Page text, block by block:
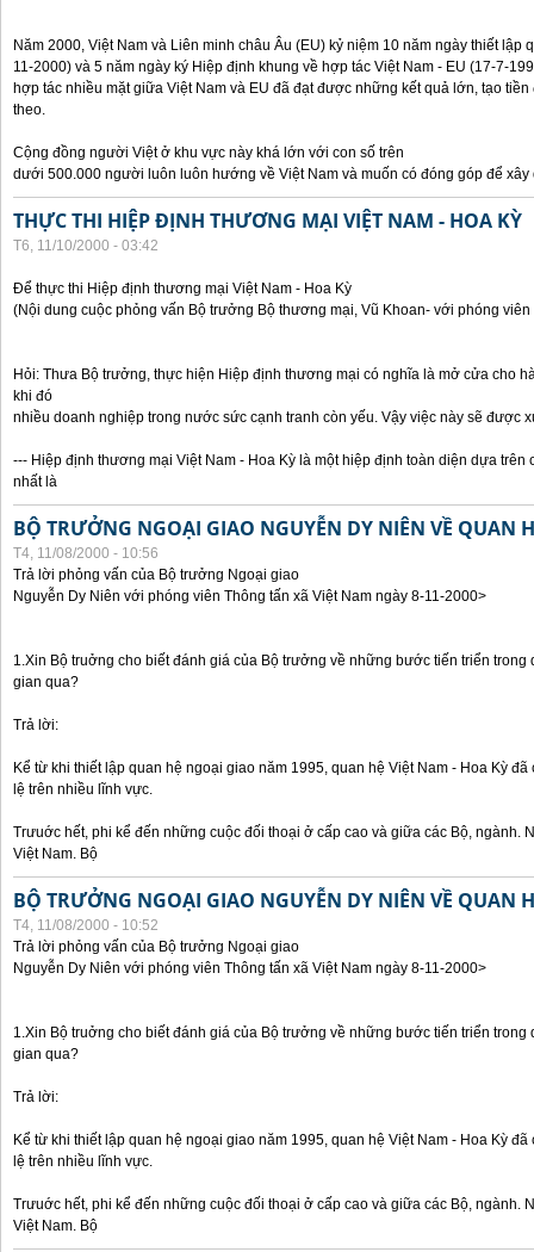
Năm 2000, Việt Nam và Liên minh châu Âu (EU) kỷ niệm 10 năm ngày thiết lập
11-2000) và 5 năm ngày ký Hiệp định khung về hợp tác Việt Nam - EU (17-7-
hợp tác nhiều mặt giữa Việt Nam và EU đã đạt được những kết quả lớn, tạo
theo.
Cộng đồng người Việt ở khu vực này khá lớn với con số trên
dưới 500.000 người luôn luôn hướng về Việt Nam và muốn có đóng góp để
THỰC THI HIỆP ĐỊNH THƯƠNG MẠI VIỆT NAM - HOA KỲ
T6, 11/10/2000 - 03:42
Để thực thi Hiệp định thương mại Việt Nam - Hoa Kỳ
(Nội dung cuộc phỏng vấn Bộ trưởng Bộ thương mại, Vũ Khoan- với phóng
Hỏi: Thưa Bộ trưởng, thực hiện Hiệp định thương mại có nghĩa là mở cửa cho
khi đó
nhiều doanh nghiệp trong nước sức cạnh tranh còn yếu. Vậy việc này sẽ được
--- Hiệp định thương mại Việt Nam - Hoa Kỳ là một hiệp định toàn diện dựa trên
nhất là
BỘ TRƯỞNG NGOẠI GIAO NGUYỄN DY NIÊN VỀ QUAN
T4, 11/08/2000 - 10:56
Trả lời phỏng vấn của Bộ trưởng Ngoại giao
Nguyễn Dy Niên với phóng viên Thông tấn xã Việt Nam ngày 8-11-2000>
1.Xin Bộ truởng cho biết đánh giá của Bộ trưởng về những bước tiến triển trong
gian qua?
Trả lời:
Kể từ khi thiết lập quan hệ ngoại giao năm 1995, quan hệ Việt Nam - Hoa Kỳ
lệ trên nhiều lĩnh vực.
Trưuớc hết, phi kể đến những cuộc đối thoại ở cấp cao và giữa các Bộ, ngành.
Việt Nam. Bộ
BỘ TRƯỞNG NGOẠI GIAO NGUYỄN DY NIÊN VỀ QUAN
T4, 11/08/2000 - 10:52
Trả lời phỏng vấn của Bộ trưởng Ngoại giao
Nguyễn Dy Niên với phóng viên Thông tấn xã Việt Nam ngày 8-11-2000>
1.Xin Bộ truởng cho biết đánh giá của Bộ trưởng về những bước tiến triển trong
gian qua?
Trả lời:
Kể từ khi thiết lập quan hệ ngoại giao năm 1995, quan hệ Việt Nam - Hoa Kỳ
lệ trên nhiều lĩnh vực.
Trưuớc hết, phi kể đến những cuộc đối thoại ở cấp cao và giữa các Bộ, ngành.
Việt Nam. Bộ